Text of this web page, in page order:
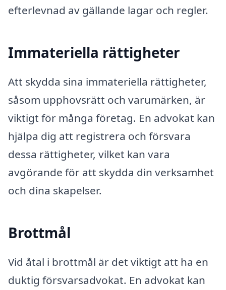
efterlevnad av gällande lagar och regler.
Immateriella rättigheter
Att skydda sina immateriella rättigheter,
såsom upphovsrätt och varumärken, är
viktigt för många företag. En advokat kan
hjälpa dig att registrera och försvara
dessa rättigheter, vilket kan vara
avgörande för att skydda din verksamhet
och dina skapelser.
Brottmål
Vid åtal i brottmål är det viktigt att ha en
duktig försvarsadvokat. En advokat kan